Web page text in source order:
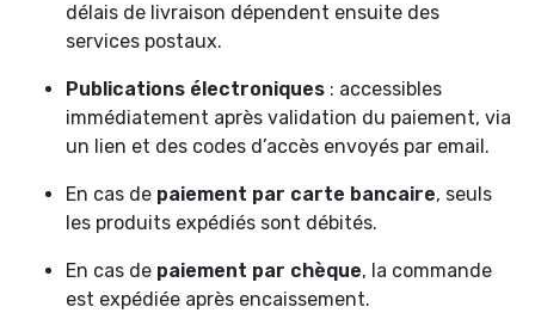
délais de livraison dépendent ensuite des
services postaux.
Publications électroniques : accessibles
immédiatement après validation du paiement, via
un lien et des codes d’accès envoyés par email.
En cas de paiement par carte bancaire, seuls
les produits expédiés sont débités.
En cas de paiement par chèque, la commande
est expédiée après encaissement.